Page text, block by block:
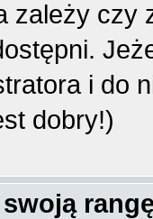
zależy czy
i do
dobry!)